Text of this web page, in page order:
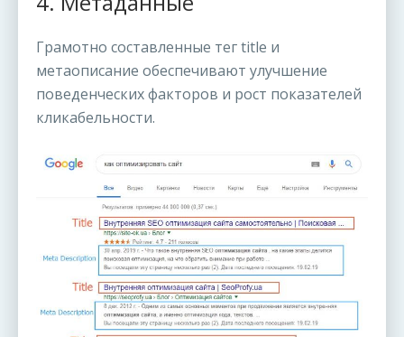
Грамотно составленные тег title и
метаописание обеспечивают улучшение
поведенческих факторов и рост показателей
кликабельности.